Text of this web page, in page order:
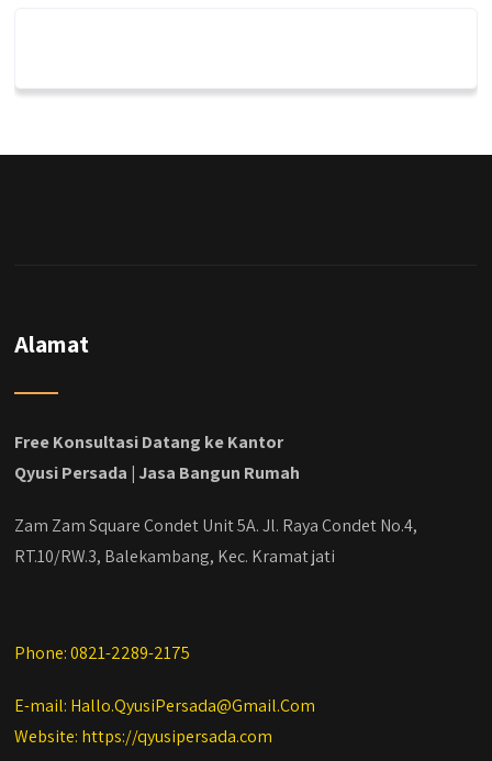
dengan budget 400an, kira kira gimana ya
#kontraktorbekasi #kontraktorinteriorjakarta
#kontraktorbangunanjabodetabek
#jasabangunrumahjabodetabek
Alamat
Free Konsultasi Datang ke Kantor
Qyusi Persada | Jasa Bangun Rumah
Zam Zam Square Condet Unit 5A. Jl. Raya Condet No.4,
RT.10/RW.3, Balekambang, Kec. Kramat jati
Phone: 0821-2289-2175
E-mail: Hallo.QyusiPersada@Gmail.Com
Website: https://qyusipersada.com